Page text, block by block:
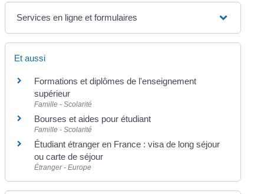
Services en ligne et formulaires
Et aussi
Formations et diplômes de l'enseignement
supérieur
Famille - Scolarité
Bourses et aides pour étudiant
Famille - Scolarité
Étudiant étranger en France : visa de long séjour
ou carte de séjour
Étranger - Europe